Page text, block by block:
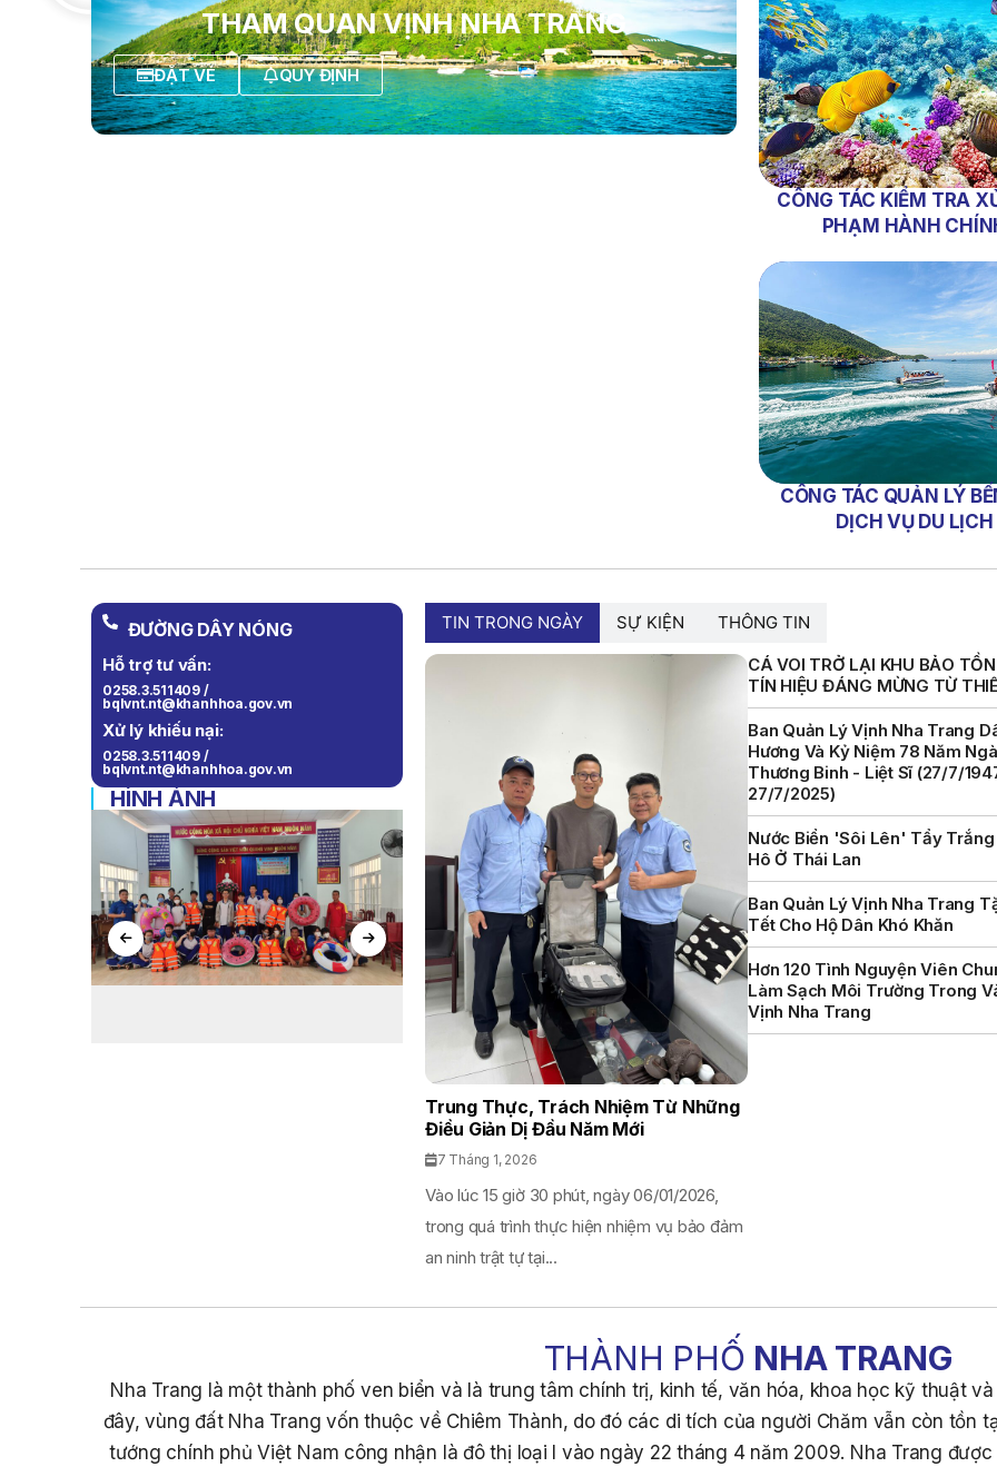
THAM QUAN VỊNH NHA TRANG
ĐẶT VÉ QUY ĐỊNH
CÔNG TÁC KIỂM TRA
PHẠM HÀNH
CÔNG TÁC QUẢN LÝ
DỊCH VỤ DU LỊCH
ĐƯỜNG DÂY NÓNG
Hỗ trợ tư vấn:
0258.3.511409 /
bqlvnt.nt@khanhhoa.gov.vn
Xử lý khiếu nại:
0258.3.511409 /
bqlvnt.nt@khanhhoa.gov.vn
HÌNH ẢNH
TIN TRONG NGÀY SỰ KIỆN THÔNG TIN
Trung Thực, Trách Nhiệm Từ Những
Điều Giản Dị Đầu Năm Mới
7 Tháng 1, 2026
Vào lúc 15 giờ 30 phút, ngày 06/01/2026,
trong quá trình thực hiện nhiệm vụ bảo đảm
an ninh trật tự tại...
CÁ VOI TRỞ LẠI KHU BẢO
TÍN HIỆU ĐÁNG MỪNG TỪ
Ban Quản Lý Vịnh Nha Trang
Hương Và Kỷ Niệm 78 Năm
Thương Binh - Liệt Sĩ (27/7/
27/7/2025)
Nước Biển 'sôi Lên' Tẩy Trắng
Hô Ở Thái Lan
Ban Quản Lý Vịnh Nha Trang
Tết Cho Hộ Dân Khó Khăn
Hơn 120 Tình Nguyện Viên
Làm Sạch Môi Trường Trong
Vịnh Nha Trang
THÀNH PHỐ NHA TRANG
Nha Trang là một thành phố ven biển và là trung tâm chính trị, kinh tế, văn hóa, khoa học kỹ thuật
đây, vùng đất Nha Trang vốn thuộc về Chiêm Thành, do đó các di tích của người Chăm vẫn còn tồn
tướng chính phủ Việt Nam công nhận là đô thị loại I vào ngày 22 tháng 4 năm 2009. Nha Trang